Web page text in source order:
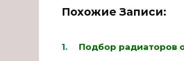
Похожие Записи:
Подбор радиаторов